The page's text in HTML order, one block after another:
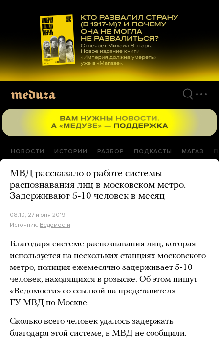
материалам
НОВОСТИ ИСТОРИИ РАЗБОР ПОДКАСТЫ МАГАЗ
МВД рассказало о работе системы
распознавания лиц в московском метро.
Задерживают 5-10 человек в месяц
08:10, 27 июня 2019
Источник: Ведомости
Благодаря системе распознавания лиц, которая
используется на нескольких станциях московского
метро, полиция ежемесячно задерживает 5-10
человек, находящихся в розыске. Об этом пишут
«Ведомости» со ссылкой на представителя
ГУ МВД по Москве.
Сколько всего человек удалось задержать
благодаря этой системе, в МВД не сообщили.